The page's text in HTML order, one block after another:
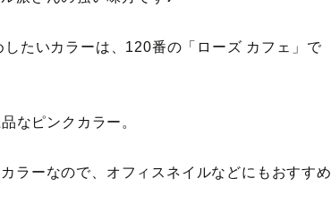
たいカラーは、120番の「ローズ カフェ」で
なピンクカラー。
ラーなので、オフィスネイルなどにもおすすめ